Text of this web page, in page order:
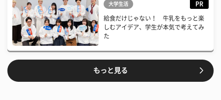
大学生活 PR
給食だけじゃない！ 牛乳をもっと楽
しむアイデア、学生が本気で考えてみ
た
もっと見る